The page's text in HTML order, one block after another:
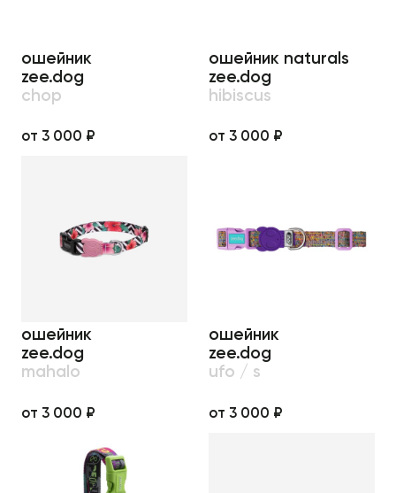
ошейник
zee.dog
chop
от 3 000 ₽
ошейник naturals
zee.dog
hibiscus
от 3 000 ₽
ошейник
zee.dog
mahalo
от 3 000 ₽
ошейник
zee.dog
ufo / s
от 3 000 ₽